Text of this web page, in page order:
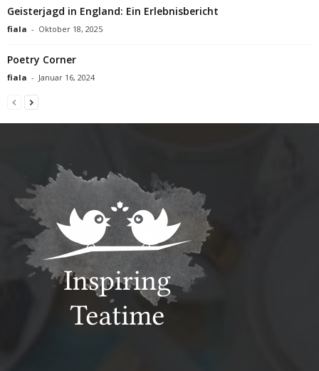
Geisterjagd in England: Ein Erlebnisbericht
fiala - Oktober 18, 2025
Poetry Corner
fiala - Januar 16, 2024